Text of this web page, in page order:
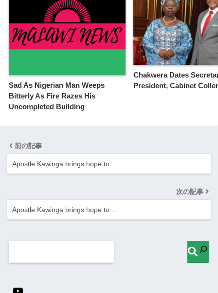
Sad As Nigerian Man Weeps
Bitterly As Fire Razes His
Uncompleted Building
Chakwera Dates
President, Cabinet
前の記事
Apostle Kawinga brings hope to …
次の記事
Apostle Kawinga brings hope to …